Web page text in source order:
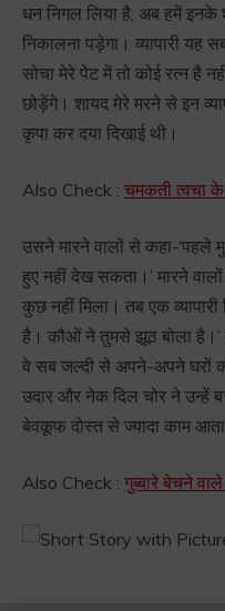
धन निगल लिया है, अब हमें
निकालना पड़ेगा। व्यापारी
सोचा मेरे पेट में तो कोई रत्न है
छोड़ेंगे। शायद मेरे मरने से इन
कृपा कर दया दिखाई थी।
Also Check : चमकती त्वचा के
उसने मारने वालों से कहा-‘पहले
हुए नहीं देख सकता।’ मारने
कुछ नहीं मिला। तब एक
है। कौओं ने तुमसे झूठ बोला है।’
वे सब जल्दी से अपने-अपने घरों
उदार और नेक दिल चोर ने उन्हें
बेवकूफ दोस्त से ज्यादा काम
Also Check : गुब्बारे बेचने